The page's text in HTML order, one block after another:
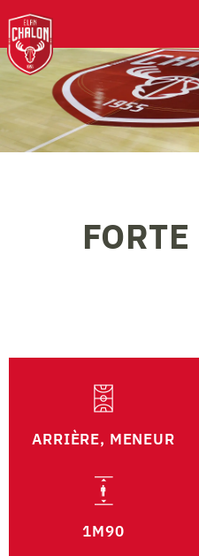
FORTE
ARRIÈRE, MENEUR
1M90